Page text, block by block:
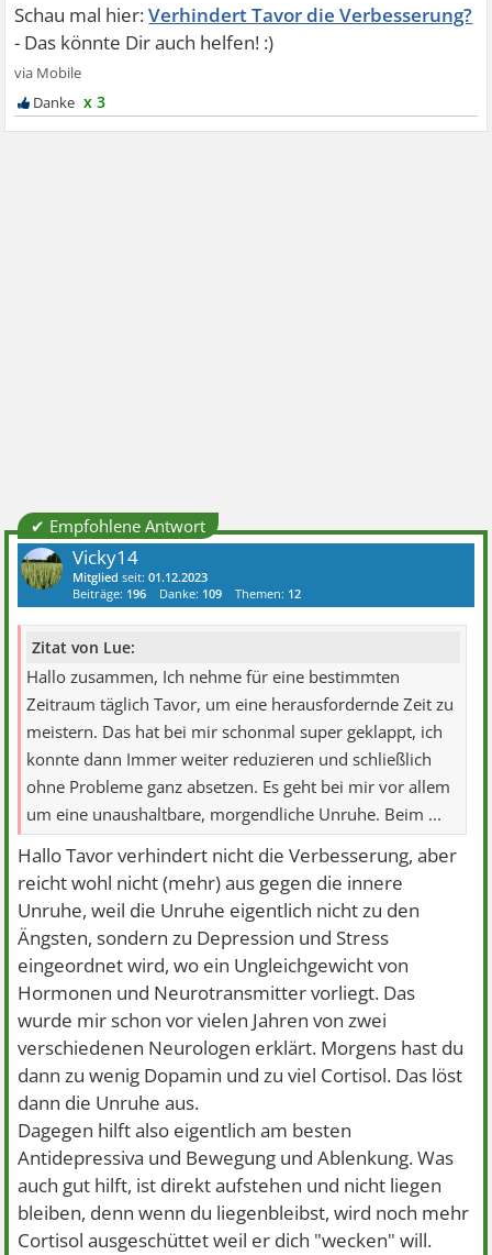
Verhindert Tavor die Verbesserung?
x 3
✔ Empfohlene Antwort
Vicky14
Mitglied seit:01.12.2023
Beiträge: 196 Danke: 109 Themen: 12
Zitat von Lue:
Hallo zusammen, Ich nehme für eine bestimmten
Zeitraum täglich Tavor, um eine herausfordernde Zeit zu
meistern. Das hat bei mir schonmal super geklappt, ich
konnte dann Immer weiter reduzieren und schließlich
ohne Probleme ganz absetzen. Es geht bei mir vor allem
um eine unaushaltbare, morgendliche Unruhe. Beim ...
Hallo Tavor verhindert nicht die Verbesserung, aber
reicht wohl nicht (mehr) aus gegen die innere
Unruhe, weil die Unruhe eigentlich nicht zu den
Ängsten, sondern zu Depression und Stress
eingeordnet wird, wo ein Ungleichgewicht von
Hormonen und Neurotransmitter vorliegt. Das
wurde mir schon vor vielen Jahren von zwei
verschiedenen Neurologen erklärt. Morgens hast du
dann zu wenig Dopamin und zu viel Cortisol. Das löst
dann die Unruhe aus.
Dagegen hilft also eigentlich am besten
Antidepressiva und Bewegung und Ablenkung. Was
auch gut hilft, ist direkt aufstehen und nicht liegen
bleiben, denn wenn du liegenbleibst, wird noch mehr
Cortisol ausgeschüttet weil er dich "wecken" will.